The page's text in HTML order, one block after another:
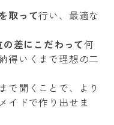
取って行い、最適な
の差にこだわって何
得いくまで理想の二
で聞くことで、より
イドで作り出せま